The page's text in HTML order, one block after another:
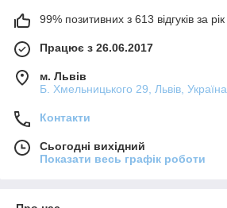
99% позитивних з 613 відгуків за рік
Працює з 26.06.2017
м. Львів
Б. Хмельницького 29, Львів, Україна
Контакти
Сьогодні вихідний
Показати весь графік роботи